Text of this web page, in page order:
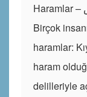
Haramlar – محرمات استهان بها كثير من الناس
Birçok
haramlar:
haram
delilleriyle